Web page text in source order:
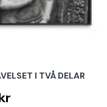
I TVÅ DELAR